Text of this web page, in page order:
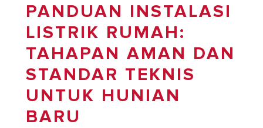
PANDUAN INSTALASI
LISTRIK RUMAH:
TAHAPAN AMAN DAN
STANDAR TEKNIS
UNTUK HUNIAN
BARU